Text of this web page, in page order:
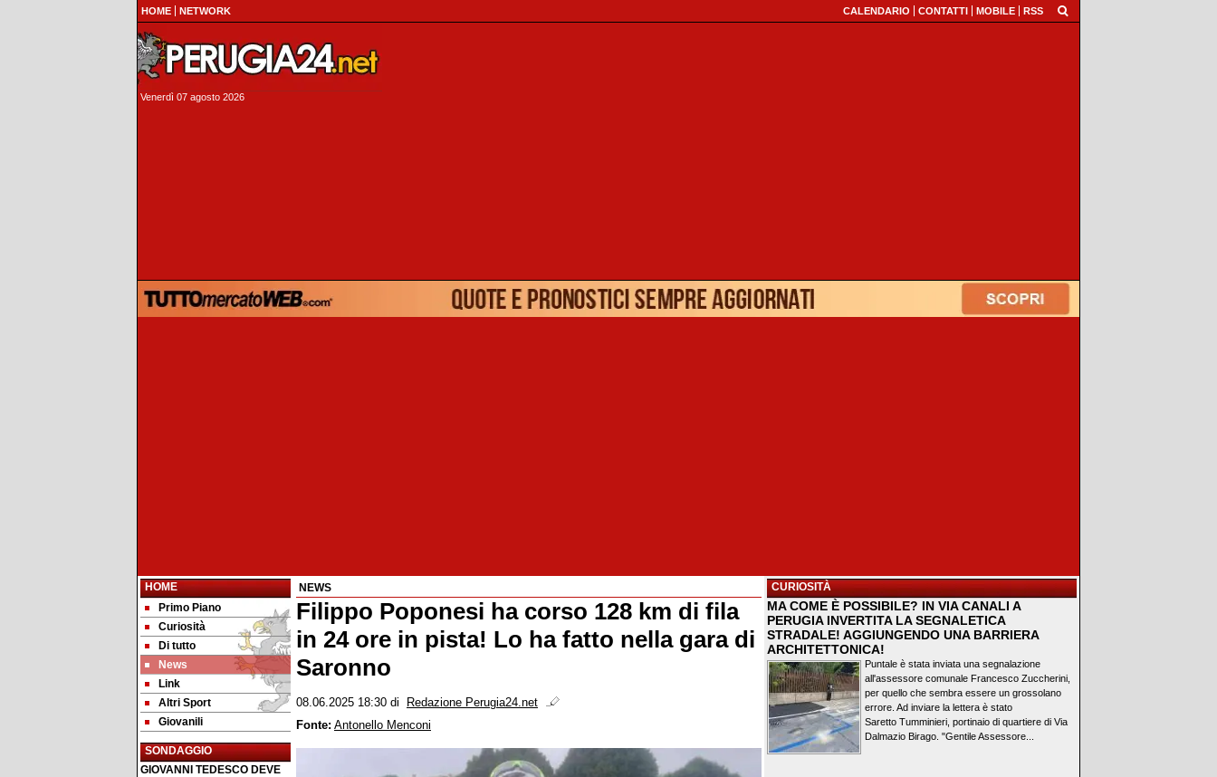
HOME NETWORK CALENDARIO CONTATTI MOBILE RSS
Venerdì 07 agosto 2026
HOME
Primo Piano
Curiosità
Di tutto
News
Link
Altri Sport
Giovanili
SONDAGGIO
GIOVANNI TEDESCO DEVE
NEWS
Filippo Poponesi ha corso 128 km di fila
in 24 ore in pista! Lo ha fatto nella gara di
Saronno
08.06.2025 18:30 di
Redazione Perugia24.net
Fonte: Antonello Menconi
CURIOSITÀ
MA COME È POSSIBILE? IN VIA CANALI A
PERUGIA INVERTITA LA SEGNALETICA
STRADALE! AGGIUNGENDO UNA BARRIERA
ARCHITETTONICA!
Puntale è stata inviata una segnalazione
all'assessore comunale Francesco Zuccherini,
per quello che sembra essere un grossolano
errore. Ad inviare la lettera è stato
Saretto Tumminieri, portinaio di quartiere di Via
Dalmazio Birago. "Gentile Assessore...